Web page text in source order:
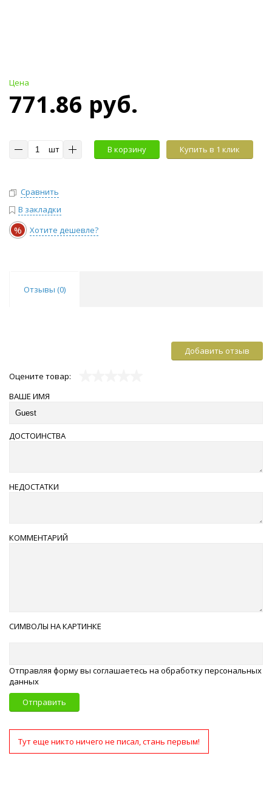
Цена
771.86 руб.
шт В корзину Купить в 1 клик
Сравнить
В закладки
% Хотите дешевле?
Отзывы (0)
Добавить отзыв
Оцените товар:
ВАШЕ ИМЯ
ДОСТОИНСТВА
НЕДОСТАТКИ
КОММЕНТАРИЙ
СИМВОЛЫ НА КАРТИНКЕ
Отправляя форму вы соглашаетесь на обработку персональных
данных
Отправить
Тут еще никто ничего не писал, стань первым!